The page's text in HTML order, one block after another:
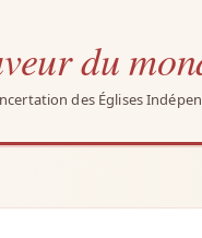
du
des Églises